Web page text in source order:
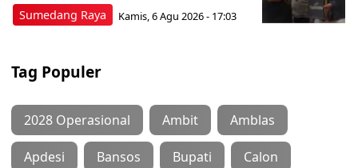
Sumedang Raya Kamis, 6 Agu 2026 - 17:03
Tag Populer
2028 Operasional Ambit Amblas
Apdesi Bansos Bupati Calon